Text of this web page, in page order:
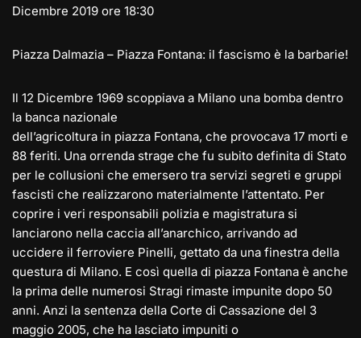
Dicembre 2019 ore 18:30
Piazza Dalmazia – Piazza Fontana: il fascismo è la barbarie!
Il 12 Dicembre 1969 scoppiava a Milano una bomba dentro
la banca nazionale
dell’agricoltura in piazza Fontana, che provocava 17 morti e
88 feriti. Una orrenda strage che fu subito definita di Stato
per le collusioni che emersero tra servizi segreti e gruppi
fascisti che realizzarono materialmente l’attentato. Per
coprire i veri responsabili polizia e magistratura si
lanciarono nella caccia all’anarchico, arrivando ad
uccidere il ferroviere Pinelli, gettato da una finestra della
questura di Milano. E così quella di piazza Fontana è anche
la prima delle numerosi Stragi rimaste impunite dopo 50
anni. Anzi la sentenza della Corte di Cassazione del 3
maggio 2005, che ha lasciato impuniti o